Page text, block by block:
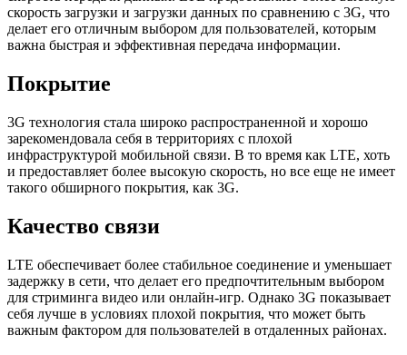
скорость загрузки и загрузки данных по сравнению с 3G, что
делает его отличным выбором для пользователей, которым
важна быстрая и эффективная передача информации.
Покрытие
3G технология стала широко распространенной и хорошо
зарекомендовала себя в территориях с плохой
инфраструктурой мобильной связи. В то время как LTE, хоть
и предоставляет более высокую скорость, но все еще не имеет
такого обширного покрытия, как 3G.
Качество связи
LTE обеспечивает более стабильное соединение и уменьшает
задержку в сети, что делает его предпочтительным выбором
для стриминга видео или онлайн-игр. Однако 3G показывает
себя лучше в условиях плохой покрытия, что может быть
важным фактором для пользователей в отдаленных районах.